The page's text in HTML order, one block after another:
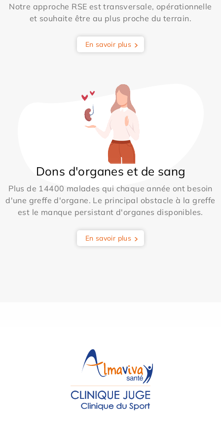
Notre approche RSE est transversale, opérationnelle
et souhaite être au plus proche du terrain.
En savoir plus
Dons d'organes et de sang
Plus de 14400 malades qui chaque année ont besoin
d'une greffe d'organe. Le principal obstacle à la greffe
est le manque persistant d'organes disponibles.
En savoir plus